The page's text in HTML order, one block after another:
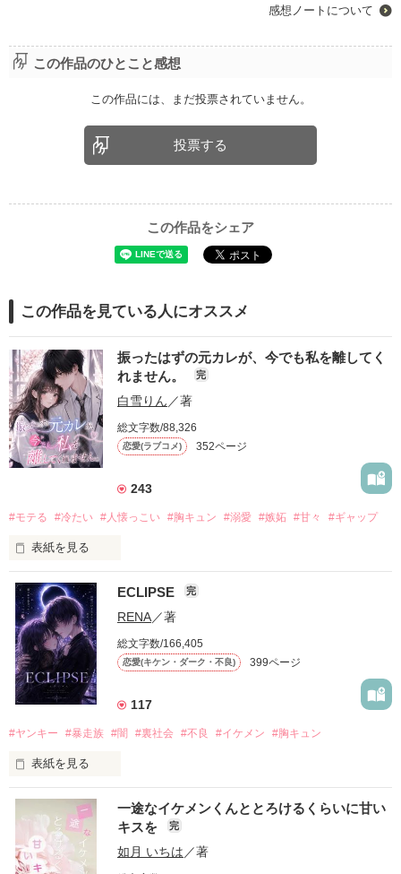
感想ノートについて
この作品のひとこと感想
この作品には、まだ投票されていません。
投票する
この作品をシェア
この作品を見ている人にオススメ
振ったはずの元カレが、今でも私を離してく
れません。
完
白雪りん ／著
総文字数/88,326
恋愛(ラブコメ) 352ページ
243
#モテる #冷たい #人懐っこい #胸キュン #溺愛 #嫉妬 #甘々 #ギャップ
表紙を見る
「好きだったから、別れを選んだ。」
モテる人を好きになるのが怖かった。
だから私は、中学時代に大好きだった彼を自分から振った。
もう会うことはないと思っていたのに、
高校生になって再会した彼は、隣の学校で”王子様”と呼ばれる
他の女の子には冷たいのに
私にだけ昔と変わらない笑顔を向けてくる。
「澪ちゃん。」
それは止まっていた恋が再び動き始める合図──。
ECLIPSE 完
RENA／著
総文字数/166,405
恋愛(キケン・ダーク・不良) 399ページ
117
#ヤンキー #暴走族 #闇 #裏社会 #不良 #イケメン #胸キュン
表紙を見る
表紙画像はAIです
作品を読む
一途なイケメンくんととろけるくらいに甘い
キスを
完
如月 いちは ／著